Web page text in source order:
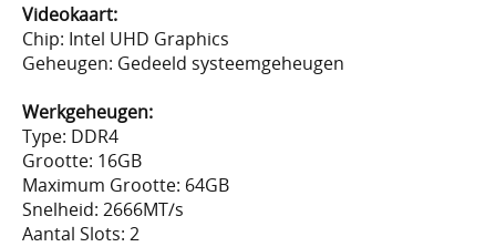
Videokaart:
Chip: Intel UHD Graphics
Geheugen: Gedeeld systeemgeheugen
Werkgeheugen:
Type: DDR4
Grootte: 16GB
Maximum Grootte: 64GB
Snelheid: 2666MT/s
Aantal Slots: 2